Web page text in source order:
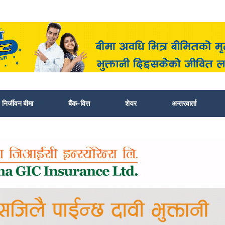
निर्जीवन बीमा बैंक-वित्त शेयर अन्तरवार्ता